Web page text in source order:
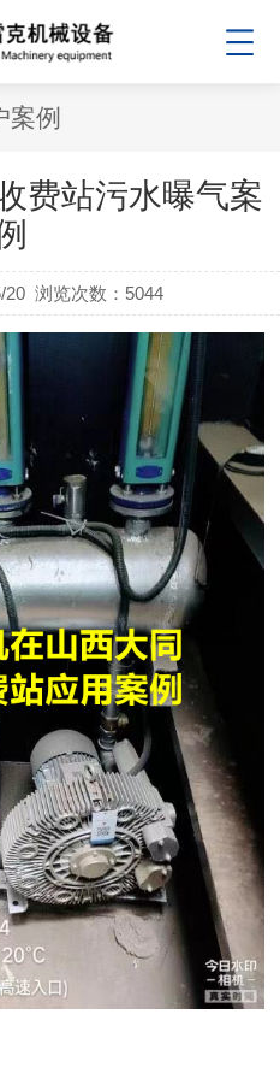
案例
费站污水曝气案
20 浏览次数： 5044